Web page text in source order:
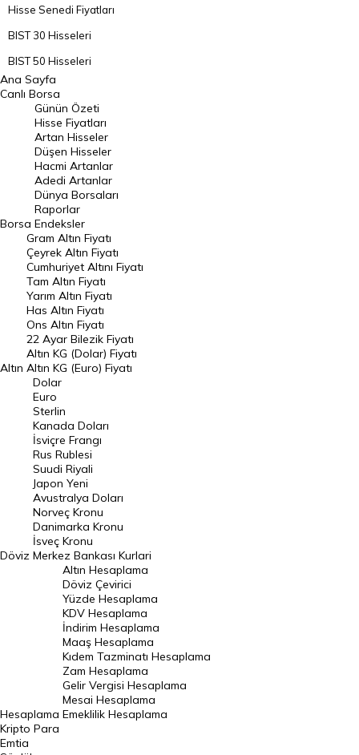
Hisse Senedi Fiyatları
BIST 30 Hisseleri
BIST 50 Hisseleri
BIST 100 Hisseleri
En Çok Artan Hisseler
En Çok Düşen Hisseler
Hacmi Artanlar
Geçmiş Kapanışlar
Dünya Borsaları
Raporlar
Endeksler
DÖVİZ
Döviz Kuru
Dolar Kuru
Euro Kuru
Pound Kuru
Frank Kuru
Riyal Kuru
Avustralya Doları
Danimarka Kronu Kuru
Kanada Doları Kuru
Norveç Kronu Kuru
İsveç Kronu Kuru
Japon Yeni Kuru
Serbest Piyasa Döviz Kurları
Merkez Bankası Döviz Kurları
Altın Fiyatları
Gram Altın Fiyatı
Ana Sayfa
Canlı Borsa
Borsa
Günün Özeti
Hisse Fiyatları
Artan Hisseler
Düşen Hisseler
Hacmi Artanlar
Adedi Artanlar
Dünya Borsaları
Raporlar
Endeksler
Altın
Gram Altın Fiyatı
Çeyrek Altın Fiyatı
Cumhuriyet Altını Fiyatı
Tam Altın Fiyatı
Yarım Altın Fiyatı
Has Altın Fiyatı
Ons Altın Fiyatı
22 Ayar Bilezik Fiyatı
Altın KG (Dolar) Fiyatı
Altın KG (Euro) Fiyatı
Döviz
Dolar
Euro
Sterlin
Kanada Doları
İsviçre Frangı
Rus Rublesi
Suudi Riyali
Japon Yeni
Avustralya Doları
Norveç Kronu
Danimarka Kronu
İsveç Kronu
Merkez Bankası Kurlari
Hesaplama
Altın Hesaplama
Döviz Çevirici
Yüzde Hesaplama
KDV Hesaplama
İndirim Hesaplama
Maaş Hesaplama
Kıdem Tazminatı Hesaplama
Zam Hesaplama
Gelir Vergisi Hesaplama
Mesai Hesaplama
Emeklilik Hesaplama
Kripto Para
Emtia